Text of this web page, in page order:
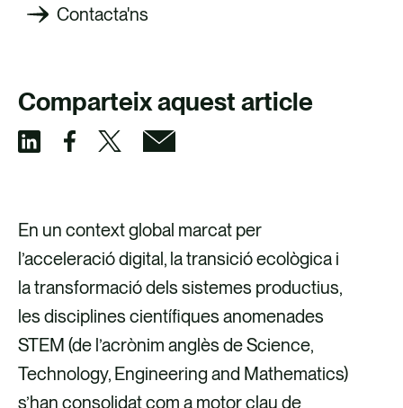
Contacta'ns
Comparteix aquest article
m
p
a
r
t
e
i
m
p
a
r
t
e
i
m
p
a
r
t
e
i
m
p
a
r
t
e
En un context global marcat per
l’acceleració digital, la transició ecològica i
la transformació dels sistemes productius,
les disciplines científiques anomenades
STEM (de l’acrònim anglès de Science,
Technology, Engineering and Mathematics)
s’han consolidat com a motor clau de